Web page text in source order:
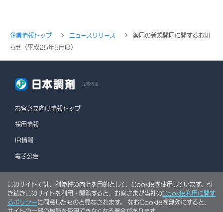
企業情報トップ ニュースリリース
薬局の新規開局に関するお知
らせ（平成25年5月度）
企業情報
お客さま向け情報トップ
採用情報
IR情報
電子公告
情報セキュリティポリシー 個人情報保護方針
ソーシャルメディアポリシー 行動計画 利用規約
サイトマップ
このサイトでは、利便性の向上を目的として、Cookieを使用しています。引
き続きこのサイトを利用・閲覧すると、お客さまが当社のCookie利用に関す
るポリシーに同意したものと見なされます。 なおCookieを無効にすると、